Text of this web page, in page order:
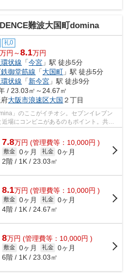
難波大国町domina
礼0
万円～8.1万円
状線 「今宮 」駅 徒歩5分
御堂筋線 「大国町 」駅 徒歩5分
状線 「新今宮 」駅 徒歩9分
/ 23.03㎡～24.67㎡
大阪市浪速区大国 ２丁目
」のここがイチオシ。セブンイレブン
場にコンビニがあるのもポイント。共用
7.8万円 (管理費等：10,000円 )
敷金 0ヶ月 礼金 0ヶ月
2階 / 1K / 23.03㎡
8.1万円 (管理費等：10,000円 )
敷金 0ヶ月 礼金 0ヶ月
4階 / 1K / 24.67㎡
8万円 (管理費等：10,000円 )
敷金 0ヶ月 礼金 0ヶ月
6階 / 1K / 23.03㎡